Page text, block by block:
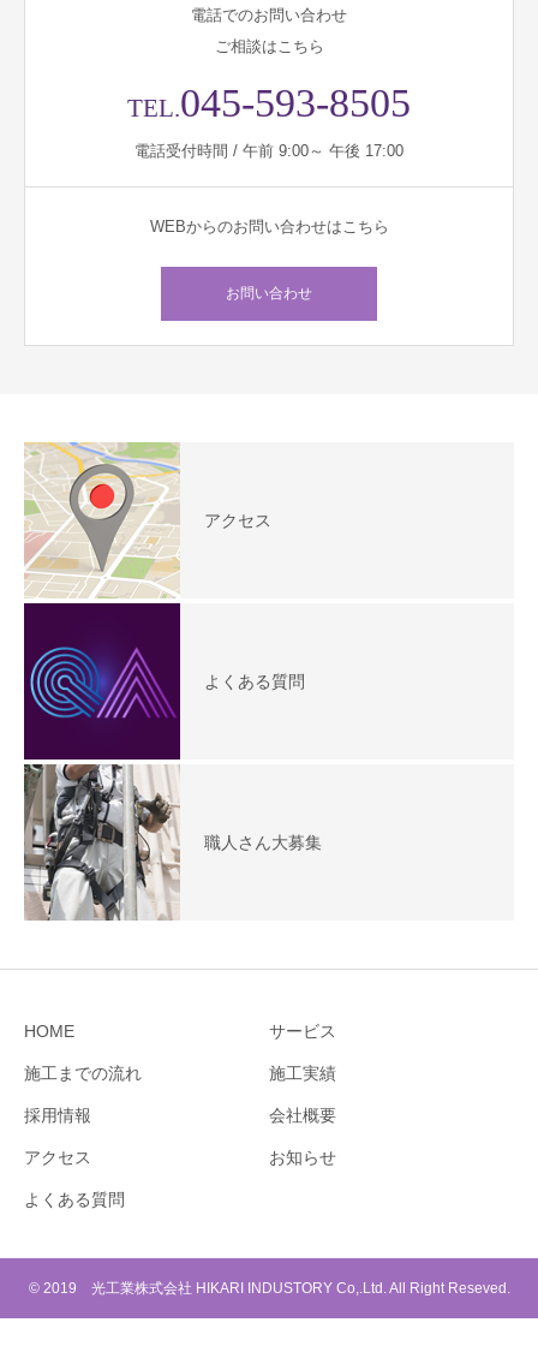
電話でのお問い合わせ
ご相談はこちら
TEL.045-593-8505
電話受付時間 / 午前 9:00～ 午後 17:00
WEBからのお問い合わせはこちら
お問い合わせ
アクセス
よくある質問
職人さん大募集
HOME サービス
施工までの流れ 施工実績
採用情報 会社概要
アクセス お知らせ
よくある質問
© 2019 光工業株式会社 HIKARI INDUSTORY Co,.Ltd. All Right Reseved.